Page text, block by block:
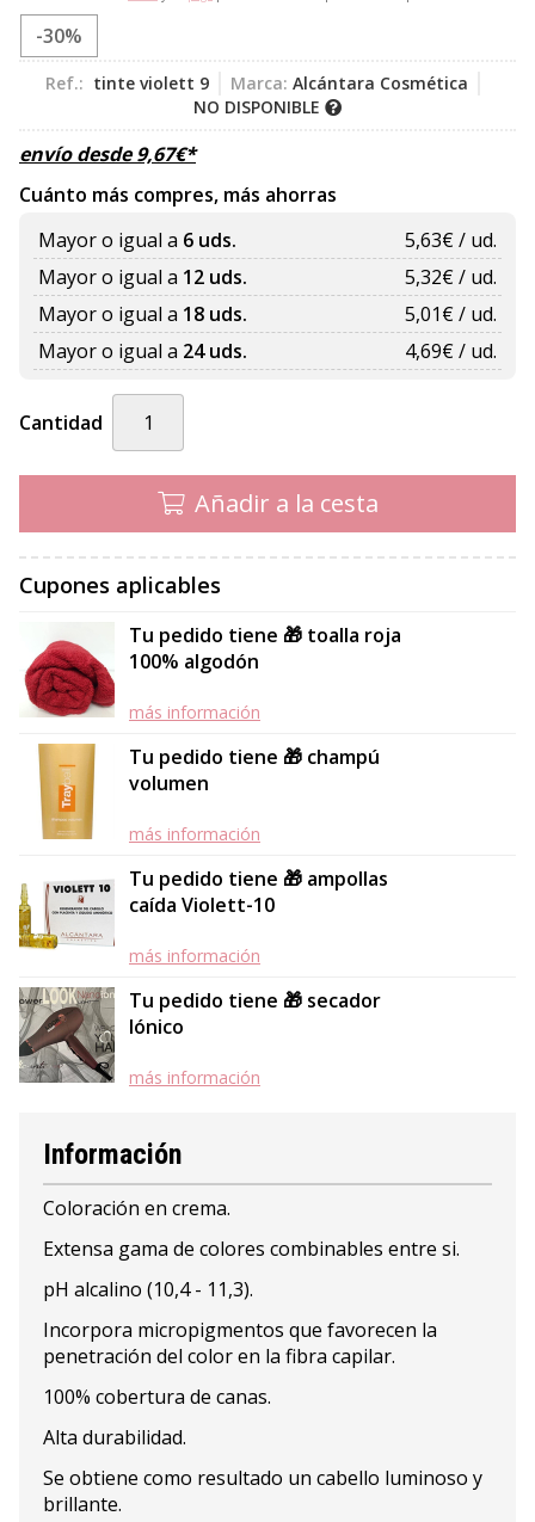
-30%
Ref.: tinte violett 9 Marca: Alcántara Cosmética
NO DISPONIBLE
envío desde9,67€*
Cuánto más compres, más ahorras
Mayor o igual a 6 uds. 5,63€ / ud.
Mayor o igual a 12 uds. 5,32€ / ud.
Mayor o igual a 18 uds. 5,01€ / ud.
Mayor o igual a 24 uds. 4,69€ / ud.
Cantidad
Añadir a la cesta
Cupones aplicables
Tu pedido tiene 🎁 toalla roja
100% algodón
más información
Tu pedido tiene 🎁 champú
volumen
más información
Tu pedido tiene 🎁 ampollas
caída Violett-10
más información
Tu pedido tiene 🎁 secador
Iónico
más información
Información
Coloración en crema.
Extensa gama de colores combinables entre si.
pH alcalino (10,4 - 11,3).
Incorpora micropigmentos que favorecen la
penetración del color en la fibra capilar.
100% cobertura de canas.
Alta durabilidad.
Se obtiene como resultado un cabello luminoso y
brillante.